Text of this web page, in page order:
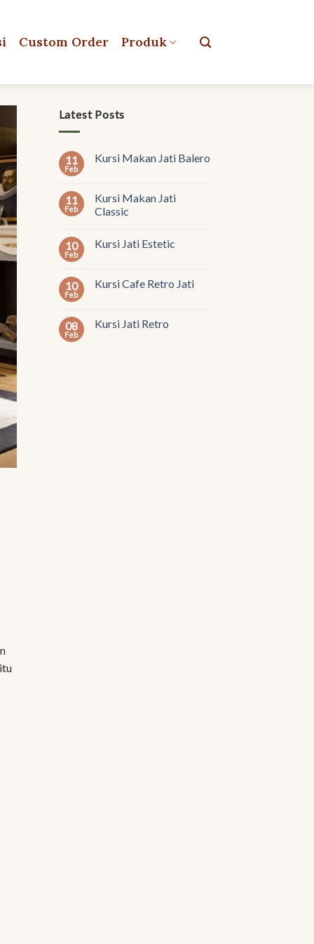
Custom Order Produk
Latest Posts
11
Feb
Kursi Makan Jati Balero
11
Feb
Kursi Makan Jati
Classic
10
Feb
Kursi Jati Estetic
10
Feb
Kursi Cafe Retro Jati
08
Feb
Kursi Jati Retro